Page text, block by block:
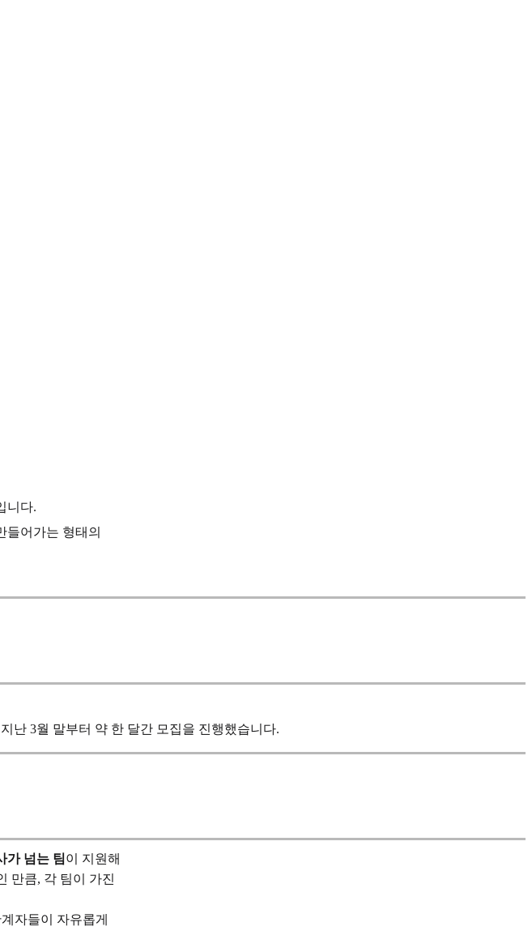
니다.
들어가는 형태의
난 3월 말부터 약 한 달간 모집을 진행했습니다.
가 넘는 팀이 지원해
만큼, 각 팀이 가진
자들이 자유롭게